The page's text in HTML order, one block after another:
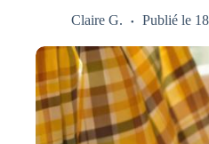
Claire G. Publié le